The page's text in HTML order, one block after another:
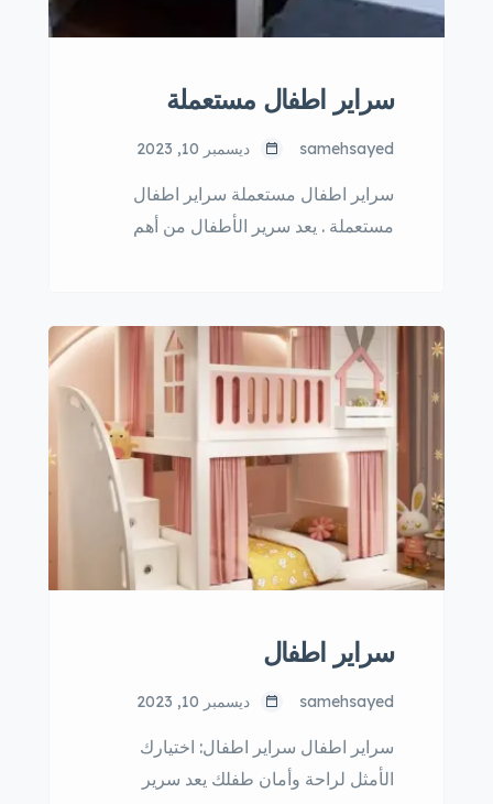
سراير اطفال مستعملة
samehsayed ديسمبر 10, 2023
سراير اطفال مستعملة سراير اطفال
مستعملة . يعد سرير الأطفال من أهم
ومع ذلك، يمكن أن يكون شراء سرير
أطفال جديد باهظ الثمن، خاصةً إذا كنت
تفكر في شراء سرير عالي الجودة ومتين.
لذلك، يعد شراء سرير أطفال مستعمل
خيارًا اقتصاديًا ذكيًا. يمكنك […]
سراير اطفال
samehsayed ديسمبر 10, 2023
سراير اطفال سراير اطفال: اختيارك
الأمثل لراحة وأمان طفلك يعد سرير